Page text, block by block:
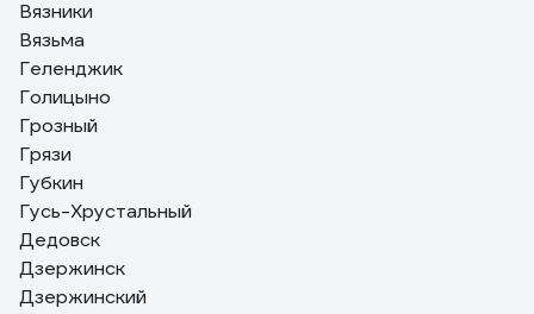
Вязники
Вязьма
Геленджик
Голицыно
Грозный
Грязи
Губкин
Гусь-Хрустальный
Дедовск
Дзержинск
Дзержинский